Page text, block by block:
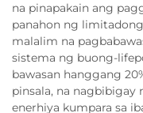
na pinapakain ang
panahon ng
malalim na
sistema ng buong-
bawasan hanggang
pinsala, na
enerhiya kumpara sa